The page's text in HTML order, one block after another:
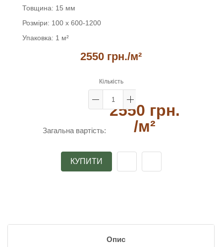
Товщина: 15 мм
Розміри: 100 x 600-1200
Упаковка: 1 м²
2550 грн./м²
Кількість
Загальна вартість:
2550 грн.
/м²
КУПИТИ
Опис